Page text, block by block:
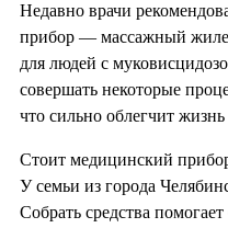
Недавно врачи
прибор — массажный
для людей с
совершать некоторые
что сильно облегчит
Стоит медицинский
У семьи из города
Собрать средства